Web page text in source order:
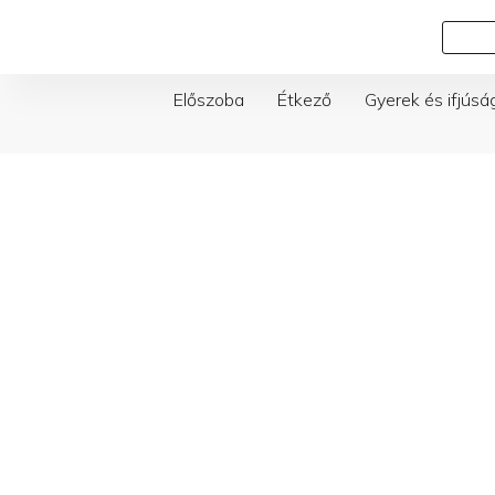
Keresés
Előszoba Étkező Gyerek és